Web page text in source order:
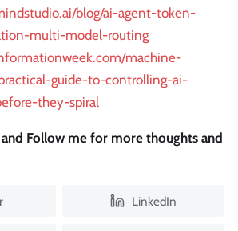
blog/ai-agent-token-
multi-model-routing
machine-
guide-to-controlling-ai-
they-spiral
Follow me for more thoughts and
LinkedIn